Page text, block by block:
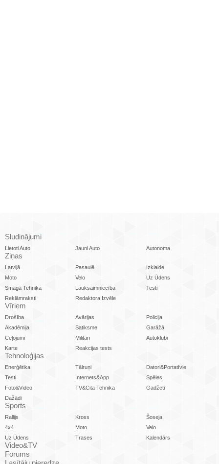
Sludinājumi
Lietoti Auto Jauni Auto Autonoma
Ziņas
Latvijā Pasaulē
Izklaide
Moto
Velo
Uz Ūdens
Smagā Tehnika
Lauksaimniecība
Testi
Reklāmraksti
Redaktora Izvēle
Vīriem
Drošība Avārijas
Policija
Akadēmija
Satiksme
Garāžā
Ceļojumi
Militāri
Autoklubi
Karte
Reakcijas tests
Tehnoloģijas
Enerģētika Tālruņi
Datori&Portatīvie
Testi
Internets&App
Spēles
Foto&Video
TV&Cita Tehnika
Gadžeti
Dažādi
Sports
Rallijs Kross
Šoseja
4x4
Moto
Velo
Uz Ūdens
Trases Kalendārs
Video&TV
Forums